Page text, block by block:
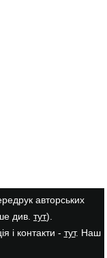
авторських
див. тут).
і контакти - тут. Наш